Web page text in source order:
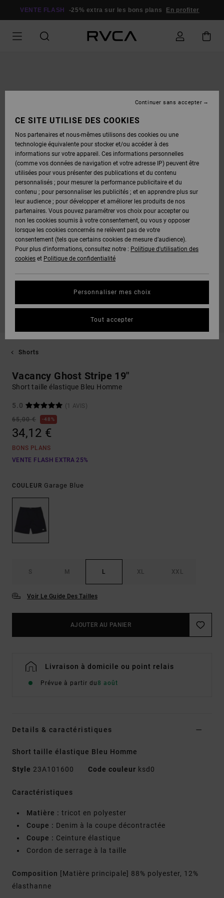
VENTE FLASH -25% extra sur les bons plans En profiter
Shorts
Vacancy Ghost Stripe 19"
Short taille élastique Bleu Homme
5.0
(1 AVIS)
65,00 €
48%
34,12 €
BONS PLANS
VENTE FLASH EXTRA 25%
COULEUR Garage Blue
S M L XL XXL
Voir Le Guide Des Tailles
AJOUTER AU PANIER
Livraison à domicile ou point relais
Prévue à partir du8 août
Details & caractéristiques
Short taille élastique Bleu Homme
Style 23A101600 Code couleur ksd0
Caractéristiques
Matière : tricot en polyester
Coupe : Denim à la coupe décontractée
Coupe : Ceinture élastique
Cordon de serrage à la taille
Composition [Matière principale] 88% polyester, 12%
élasthanne
CE SITE UTILISE DES COOKIES
Nos partenaires et nous-mêmes utilisons des cookies ou une
technologie équivalente pour stocker et/ou accéder à des
informations sur votre appareil. Ces informations personnelles
(comme vos données de navigation et votre adresse IP) peuvent être
utilisées pour vous présenter des publications et du contenu
personnalisés ; pour mesurer la performance publicitaire et du
contenu ; pour personnaliser les publicités ; et en apprendre plus sur
leur audience ; pour développer et améliorer les produits de nos
partenaires. Vous pouvez paramétrer vos choix pour accepter ou
non les cookies soumis à votre consentement, ou vous y opposer
lorsque les cookies concernés ne relèvent pas de votre
consentement (tels que certains cookies de mesure d’audience).
Pour plus d'informations, consultez notre : Politique d'utilisation des
cookies et Politique de confidentialité
Personnaliser mes choix
Continuer sans accepter
Tout accepter